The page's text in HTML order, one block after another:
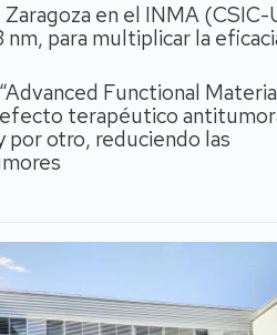
en el INMA (CSIC-
para multiplicar la
Functional
terapéutico
por otro, reduciendo las